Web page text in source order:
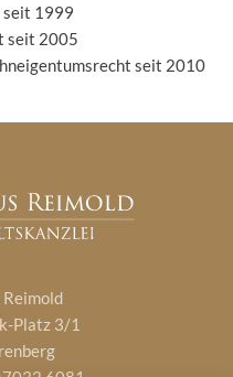
seit 1999
seit 2005
seit 2010
Reimold
Platz 3/1